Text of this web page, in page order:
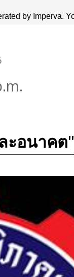
ะอนาคต"